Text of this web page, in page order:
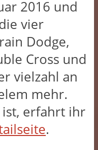
2016 und
vier
Dodge,
Cross und
vielzahl an
mehr.
erfahrt ihr
.